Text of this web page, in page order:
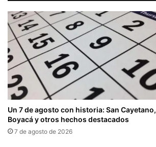
Un 7 de agosto con historia: San Cayetano,
Boyacá y otros hechos destacados
7 de agosto de 2026